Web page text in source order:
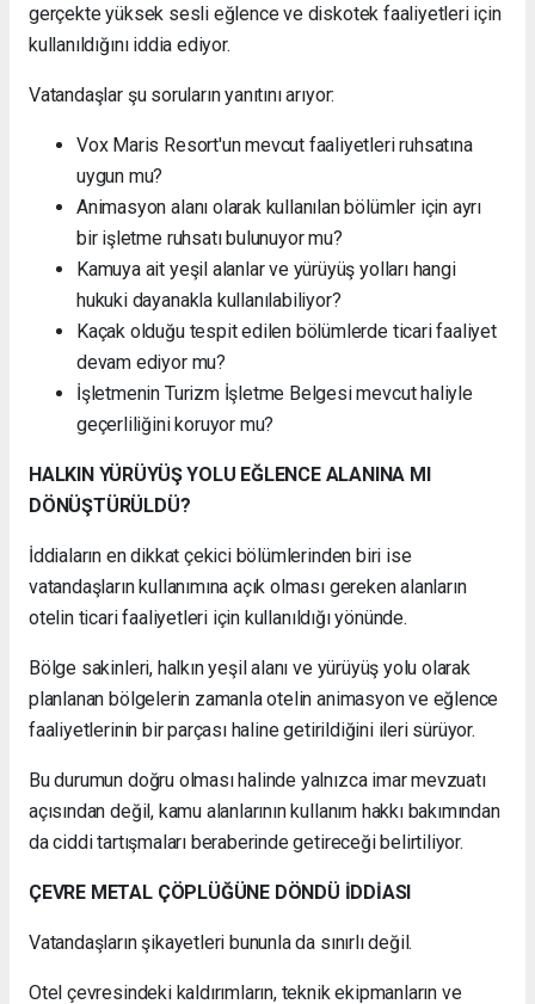
gerçekte yüksek sesli eğlence ve diskotek faaliyetleri için
kullanıldığını iddia ediyor.
Vatandaşlar şu soruların yanıtını arıyor:
Vox Maris Resort'un mevcut faaliyetleri ruhsatına
uygun mu?
Animasyon alanı olarak kullanılan bölümler için ayrı
bir işletme ruhsatı bulunuyor mu?
Kamuya ait yeşil alanlar ve yürüyüş yolları hangi
hukuki dayanakla kullanılabiliyor?
Kaçak olduğu tespit edilen bölümlerde ticari faaliyet
devam ediyor mu?
İşletmenin Turizm İşletme Belgesi mevcut haliyle
geçerliliğini koruyor mu?
HALKIN YÜRÜYÜŞ YOLU EĞLENCE ALANINA MI
DÖNÜŞTÜRÜLDÜ?
İddiaların en dikkat çekici bölümlerinden biri ise
vatandaşların kullanımına açık olması gereken alanların
otelin ticari faaliyetleri için kullanıldığı yönünde.
Bölge sakinleri, halkın yeşil alanı ve yürüyüş yolu olarak
planlanan bölgelerin zamanla otelin animasyon ve eğlence
faaliyetlerinin bir parçası haline getirildiğini ileri sürüyor.
Bu durumun doğru olması halinde yalnızca imar mevzuatı
açısından değil, kamu alanlarının kullanım hakkı bakımından
da ciddi tartışmaları beraberinde getireceği belirtiliyor.
ÇEVRE METAL ÇÖPLÜĞÜNE DÖNDÜ İDDİASI
Vatandaşların şikayetleri bununla da sınırlı değil.
Otel çevresindeki kaldırımların, teknik ekipmanların ve